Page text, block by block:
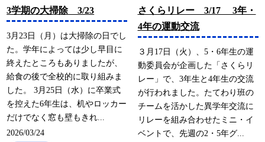
3学期の大掃除 3/23
3月23日（月）は大掃除の日でし
た。学年によっては少し早目に
終えたところもありましたが、
給食の後で全校的に取り組みま
した。 3月25日（水）に卒業式
を控えた6年生は、机やロッカー
だけでなく窓も壁もきれ...
2026/03/24
さくらリレー 3/17 3年・
4年の運動交流
３月17日（火）、5・6年生の運
動委員会が企画した「さくらリ
レー」で、3年生と4年生の交流
が行われました。たてわり班の
チームを活かした異学年交流に
リレーを組み合わせたミニ・イ
ベントで、先週の2・5年グ...